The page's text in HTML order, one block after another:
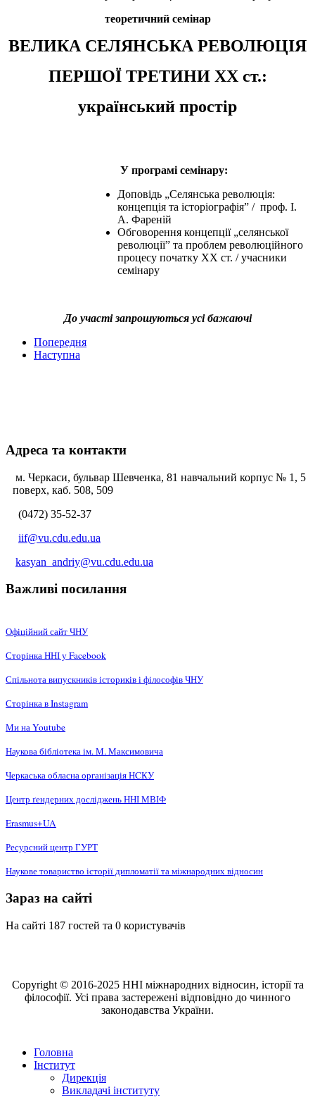
теоретичний семінар
ВЕЛИКА СЕЛЯНСЬКА РЕВОЛЮЦІЯ
ПЕРШОЇ ТРЕТИНИ ХХ ст.:
український простір
У програмі семінару:
Доповідь „Селянська революція:
концепція та історіографія” / проф. І.
А. Фареній
Обговорення концепції „селянської
революції” та проблем революційного
процесу початку ХХ ст. / учасники
семінару
До участі запрошуються усі бажаючі
Попередня
Наступна
Адреса та контакти
м. Черкаси, бульвар Шевченка, 81 навчальний корпус № 1, 5
поверх, каб. 508, 509
(0472) 35-52-37
iif@vu.cdu.edu.ua
kasyan_andriy@vu.cdu.edu.ua
Важливі посилання
Офіційний сайт ЧНУ
Сторінка ННІ у Facebook
Спільнота випускників істориків і філософів ЧНУ
Сторінка в Instagram
Ми на Youtube
Наукова бібліотека ім. М. Максимовича
Черкаська обласна організація НCКУ
Центр ґендерних досліджень ННІ МВІФ
Erasmus+UA
Ресурсний центр ГУРТ
Наукове товариство історії дипломатії та міжнародних відносин
Зараз на сайті
На сайті 187 гостей та 0 користувачів
Copyright © 2016-2025 ННІ міжнародних відносин, історії та
філософії. Усі права застережені відповідно до чинного
законодавства України.
Головна
Інститут
Дирекція
Викладачі інституту